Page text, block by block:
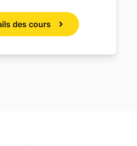
des cours